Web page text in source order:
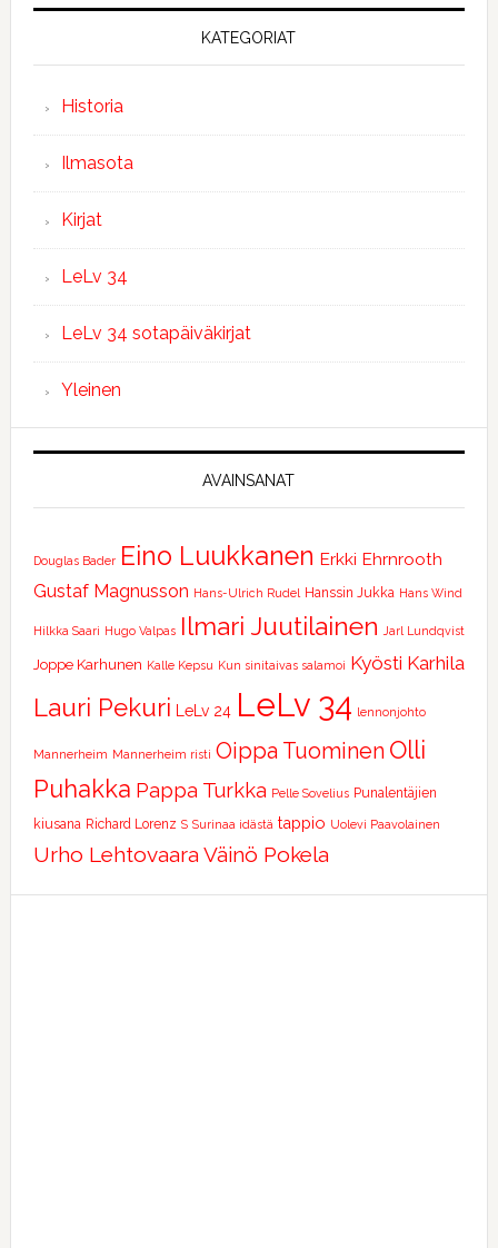
KATEGORIAT
Historia
Ilmasota
Kirjat
LeLv 34
LeLv 34 sotapäiväkirjat
Yleinen
AVAINSANAT
Douglas Bader Eino Luukkanen Erkki Ehrnrooth
Gustaf Magnusson Hans-Ulrich Rudel Hanssin Jukka Hans Wind
Hilkka Saari Hugo Valpas Ilmari Juutilainen Jarl Lundqvist
Joppe Karhunen Kalle Kepsu Kun sinitaivas salamoi Kyösti Karhila
Lauri Pekuri LeLv 24 LeLv 34 lennonjohto
Mannerheim Mannerheim risti Oippa Tuominen Olli
Puhakka Pappa Turkka Pelle Sovelius Punalentäjien
kiusana Richard Lorenz S Surinaa idästä tappio Uolevi Paavolainen
Urho Lehtovaara Väinö Pokela